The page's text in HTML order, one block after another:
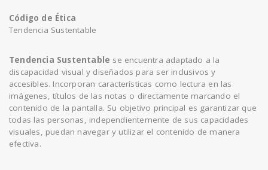
Código de Ética
Tendencia Sustentable
Tendencia Sustentable se encuentra adaptado a la
discapacidad visual y diseñados para ser inclusivos y
accesibles. Incorporan características como lectura en las
imágenes, títulos de las notas o directamente marcando el
contenido de la pantalla. Su objetivo principal es garantizar que
todas las personas, independientemente de sus capacidades
visuales, puedan navegar y utilizar el contenido de manera
efectiva.